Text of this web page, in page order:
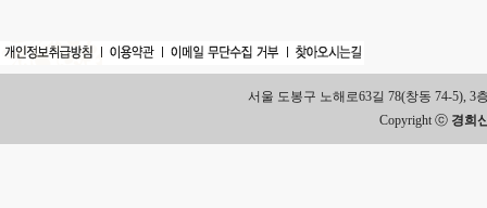
서울 도봉구 노해로63길 78(창동 74-5), 3
Copyright ⓒ 경희